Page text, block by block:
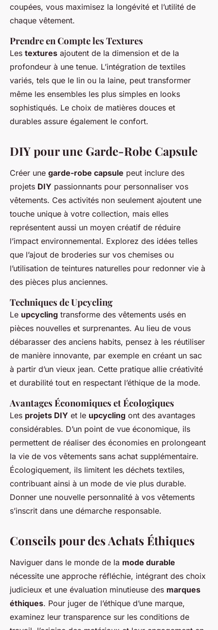
coupées, vous maximisez la longévité et l’utilité de
chaque vêtement.
Prendre en Compte les Textures
Les textures ajoutent de la dimension et de la
profondeur à une tenue. L’intégration de textiles
variés, tels que le lin ou la laine, peut transformer
même les ensembles les plus simples en looks
sophistiqués. Le choix de matières douces et
durables assure également le confort.
DIY pour une Garde-Robe Capsule
Créer une garde-robe capsule peut inclure des
projets DIY passionnants pour personnaliser vos
vêtements. Ces activités non seulement ajoutent une
touche unique à votre collection, mais elles
représentent aussi un moyen créatif de réduire
l’impact environnemental. Explorez des idées telles
que l’ajout de broderies sur vos chemises ou
l’utilisation de teintures naturelles pour redonner vie à
des pièces plus anciennes.
Techniques de Upcycling
Le upcycling transforme des vêtements usés en
pièces nouvelles et surprenantes. Au lieu de vous
débarasser des anciens habits, pensez à les réutiliser
de manière innovante, par exemple en créant un sac
à partir d’un vieux jean. Cette pratique allie créativité
et durabilité tout en respectant l’éthique de la mode.
Avantages Économiques et Écologiques
Les projets DIY et le upcycling ont des avantages
considérables. D’un point de vue économique, ils
permettent de réaliser des économies en prolongeant
la vie de vos vêtements sans achat supplémentaire.
Écologiquement, ils limitent les déchets textiles,
contribuant ainsi à un mode de vie plus durable.
Donner une nouvelle personnalité à vos vêtements
s’inscrit dans une démarche responsable.
Conseils pour des Achats Éthiques
Naviguer dans le monde de la mode durable
nécessite une approche réfléchie, intégrant des choix
judicieux et une évaluation minutieuse des marques
éthiques. Pour juger de l’éthique d’une marque,
examinez leur transparence sur les conditions de